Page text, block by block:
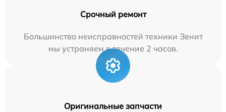
Срочный ремонт
Большинство неисправностей техники Зенит
мы устраняем в течение 2 часов.
Оригинальные запчасти